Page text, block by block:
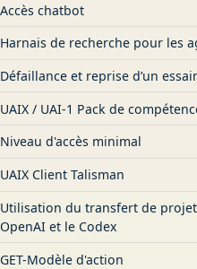
Accès chatbot
Harnais de recherche pour les
Défaillance et reprise d’un
UAIX / UAI-1 Pack de
Niveau d'accès minimal
UAIX Client Talisman
Utilisation du transfert de projet
OpenAI et le Codex
GET-Modèle d'action